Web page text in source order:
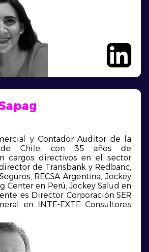
y Contador Auditor de la
de Chile; con 35 años de
cargos directivos en el sector
de Transbank y Redbanc,
RECSA Argentina, Jockey
Center en Perú, Jockey Salud en
es Director Corporación SER
en INTE-EXTE Consultores